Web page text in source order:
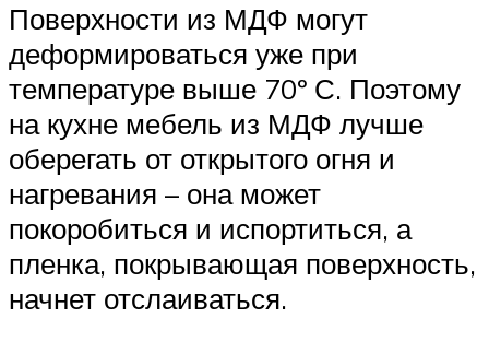
Поверхности из МДФ могут
деформироваться уже при
температуре выше 70º С. Поэтому
на кухне мебель из МДФ лучше
оберегать от открытого огня и
нагревания – она может
покоробиться и испортиться, а
пленка, покрывающая поверхность,
начнет отслаиваться.